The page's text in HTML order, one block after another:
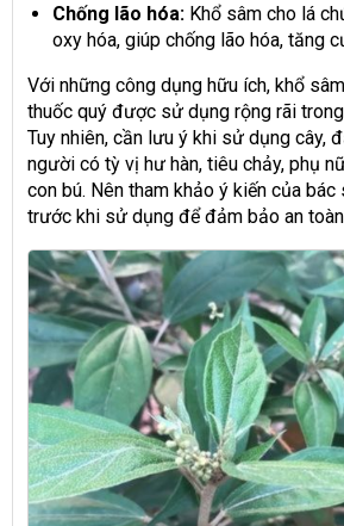
Chống lão hóa:Khổ sâm cho lá
oxy hóa, giúp chống lão hóa, tăng
Với những công dụng hữu ích, khổ
thuốc quý được sử dụng rộng rãi
Tuy nhiên, cần lưu ý khi sử dụng cây,
người có tỳ vị hư hàn, tiêu chảy, phụ
con bú. Nên tham khảo ý kiến của bác
trước khi sử dụng để đảm bảo an